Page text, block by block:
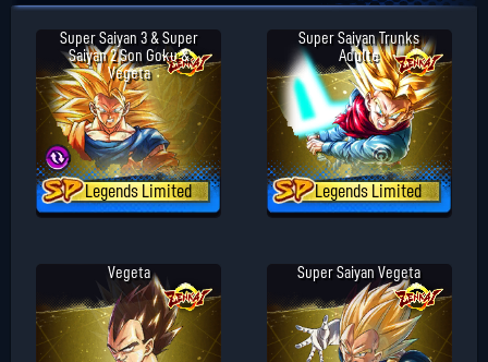
Super Saiyan 3 & Super
Saiyan 2 Son Goku &
Vegeta
Legends Limited
Super Saiyan Trunks
Adulte
Legends Limited
Vegeta Super Saiyan Vegeta